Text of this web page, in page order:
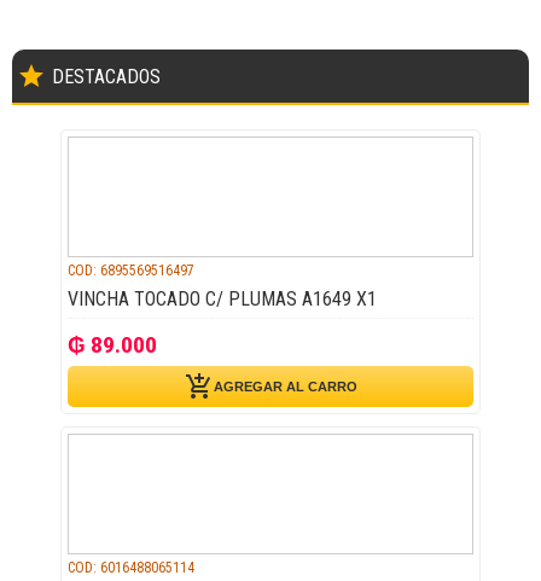
star DESTACADOS
COD: 6895569516497
VINCHA TOCADO C/ PLUMAS A1649 X1
₲ 89.000
add_shopping_cartAGREGAR AL CARRO
COD: 6016488065114